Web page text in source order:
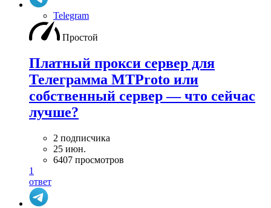
Telegram
Простой
Платный прокси сервер для
Телеграмма MTProto или
собственный сервер — что сейчас
лучше?
2 подписчика
25 июн.
6407 просмотров
1
ответ